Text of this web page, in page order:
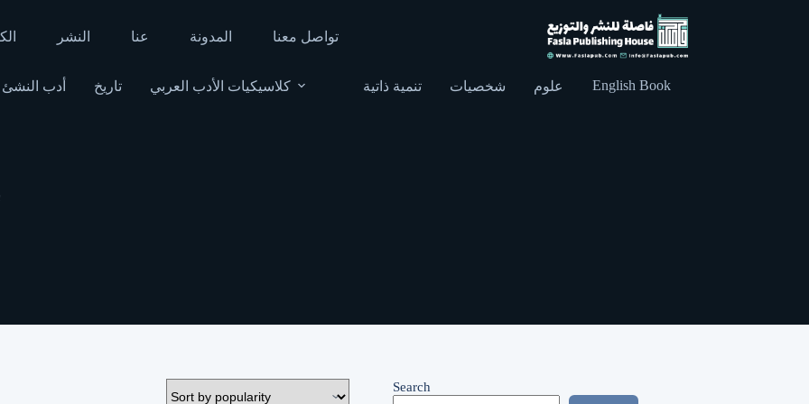
النشر عنا المدونة تواصل معنا
أدب النشئ تاريخ كلاسيكيات الأدب العربي تنمية ذاتية شخصيات علوم English Book
Search